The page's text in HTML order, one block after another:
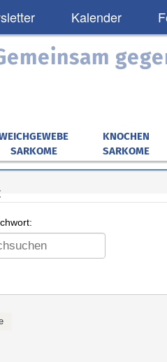
Kalender
SARKOME
KNOCHEN
SARKOME